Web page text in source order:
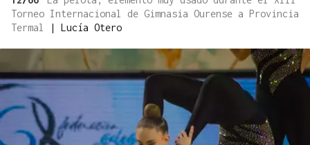
Torneo Internacional de Gimnasia Ourense a Provincia
Termal
Lucía Otero